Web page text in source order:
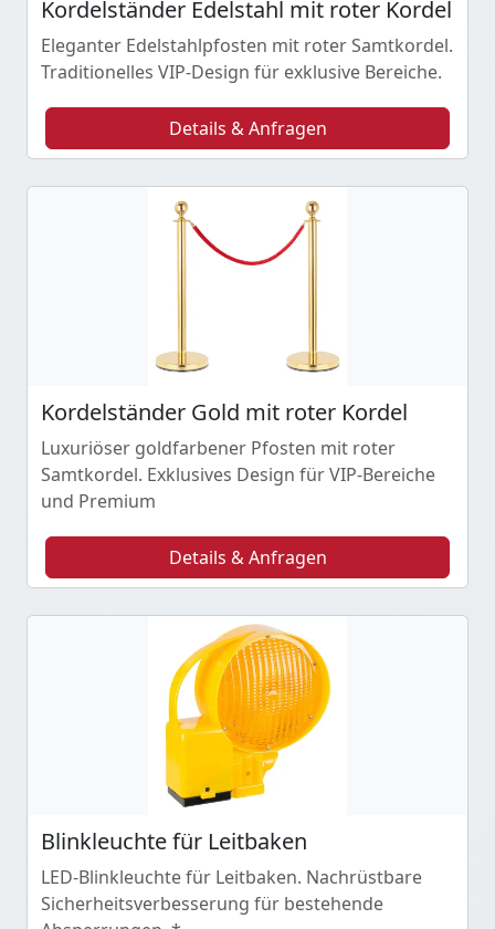
Kordelständer Edelstahl mit roter Kordel
Eleganter Edelstahlpfosten mit roter Samtkordel.
Traditionelles VIP-Design für exklusive Bereiche.
Details & Anfragen
Kordelständer Gold mit roter Kordel
Luxuriöser goldfarbener Pfosten mit roter
Samtkordel. Exklusives Design für VIP-Bereiche
und Premium
Details & Anfragen
Blinkleuchte für Leitbaken
LED-Blinkleuchte für Leitbaken. Nachrüstbare
Sicherheitsverbesserung für bestehende